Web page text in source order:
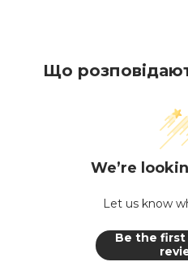
Що
We’re
Let us know
Be the